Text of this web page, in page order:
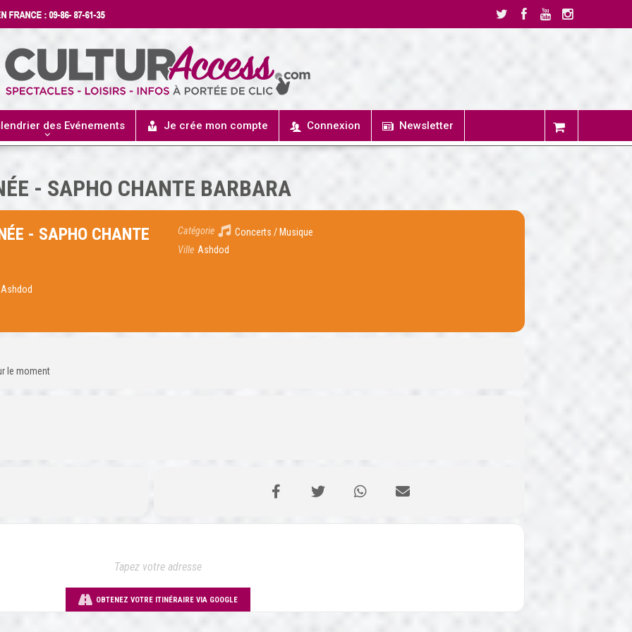
des Evénements Je crée mon compte Connexion Newsletter
- SAPHO CHANTE BARBARA
- SAPHO CHANTE
Catégorie
Concerts / Musique
Ville Ashdod
le moment
OBTENEZ VOTRE ITINÉRAIRE VIA GOOGLE